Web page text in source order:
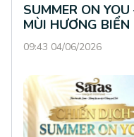
SUMMER ON
MÙI HƯƠNG
PERFUME
09:43 04/06/2026